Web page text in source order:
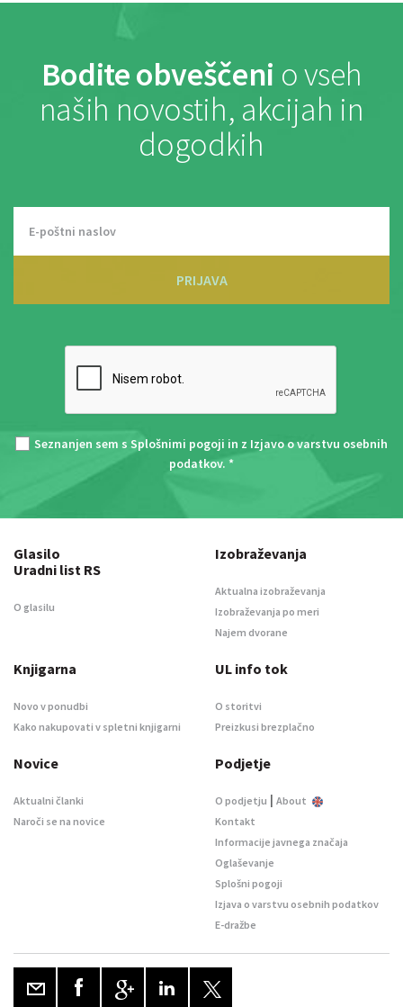
Bodite obveščeni o vseh
naših novostih, akcijah in
dogodkih
PRIJAVA
Seznanjen sem s Splošnimi pogoji in z Izjavo o varstvu osebnih
podatkov. *
Glasilo
Uradni list RS
O glasilu
Izobraževanja
Aktualna izobraževanja
Izobraževanja po meri
Najem dvorane
Knjigarna
Novo v ponudbi
Kako nakupovati v spletni knjigarni
UL info tok
O storitvi
Preizkusi brezplačno
Novice
Aktualni članki
Naroči se na novice
Podjetje
O podjetju | About
Kontakt
Informacije javnega značaja
Oglaševanje
Splošni pogoji
Izjava o varstvu osebnih podatkov
E-dražbe